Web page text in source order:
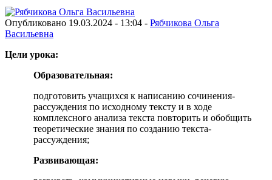
Опубликовано 19.03.2024 - 13:04 - Рябчикова Ольга
Васильевна
Цели урока:
Образовательная:
подготовить учащихся к написанию сочинения-
рассуждения по исходному тексту и в ходе
комплексного анализа текста повторить и обобщить
теоретические знания по созданию текста-
рассуждения;
Развивающая: